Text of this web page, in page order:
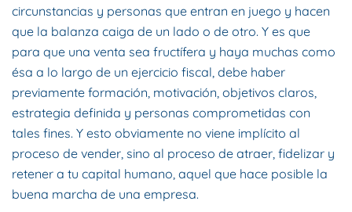
circunstancias y personas que entran en juego y hacen
que la balanza caiga de un lado o de otro. Y es que
para que una venta sea fructífera y haya muchas como
ésa a lo largo de un ejercicio fiscal, debe haber
previamente formación, motivación, objetivos claros,
estrategia definida y personas comprometidas con
tales fines. Y esto obviamente no viene implícito al
proceso de vender, sino al proceso de atraer, fidelizar y
retener a tu capital humano, aquel que hace posible la
buena marcha de una empresa.